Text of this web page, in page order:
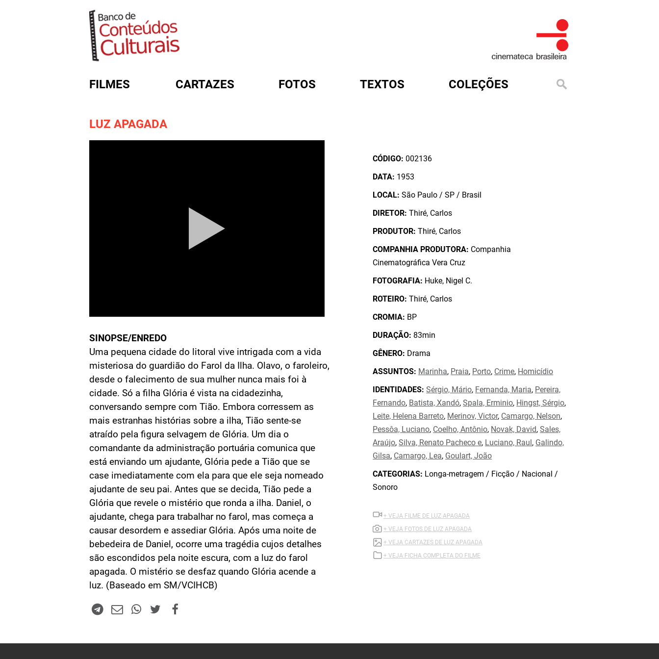
FILMES CARTAZES FOTOS TEXTOS COLEÇÕES
LUZ APAGADA
SINOPSE/ENREDO
Uma pequena cidade do litoral vive intrigada com a vida
misteriosa do guardião do Farol da Ilha. Olavo, o faroleiro,
desde o falecimento de sua mulher nunca mais foi à
cidade. Só a filha Glória é vista na cidadezinha,
conversando sempre com Tião. Embora corressem as
mais estranhas histórias sobre a ilha, Tião sente-se
atraído pela figura selvagem de Glória. Um dia o
comandante da administração portuária comunica que
está enviando um ajudante, Glória pede a Tião que se
case imediatamente com ela para que ele seja nomeado
ajudante de seu pai. Antes que se decida, Tião pede a
Glória que revele o mistério que ronda a ilha. Daniel, o
ajudante, chega para trabalhar no farol, mas começa a
causar desordem e assediar Glória. Após uma noite de
bebedeira de Daniel, ocorre uma tragédia cujos detalhes
são escondidos pela noite escura, com a luz do farol
apagada. O mistério se desfaz quando Glória acende a
luz. (Baseado em SM/VCIHCB)
CÓDIGO: 002136
DATA: 1953
LOCAL: São Paulo / SP / Brasil
DIRETOR: Thiré, Carlos
PRODUTOR: Thiré, Carlos
COMPANHIA PRODUTORA: Companhia
Cinematográfica Vera Cruz
FOTOGRAFIA: Huke, Nigel C.
ROTEIRO: Thiré, Carlos
CROMIA: BP
DURAÇÃO: 83min
GÊNERO: Drama
ASSUNTOS: Marinha, Praia, Porto, Crime, Homicídio
IDENTIDADES: Sérgio, Mário, Fernanda, Maria, Pereira,
Fernando, Batista, Xandó,Spala, Erminio, Hingst, Sérgio,
Leite, Helena Barreto, Merinov, Victor, Camargo, Nelson,
Pessôa, Luciano, Coelho, Antônio, Novak, David,Sales,
Araújo,Silva, Renato Pacheco e, Luciano, Raul, Galindo,
Gilsa, Camargo, Lea, Goulart, João
CATEGORIAS: Longa-metragem / Ficção / Nacional /
Sonoro
+ VEJA FILME DE LUZ APAGADA
+ VEJA FOTOS DE LUZ APAGADA
+ VEJA CARTAZES DE LUZ APAGADA
+ VEJA FICHA COMPLETA DO FILME